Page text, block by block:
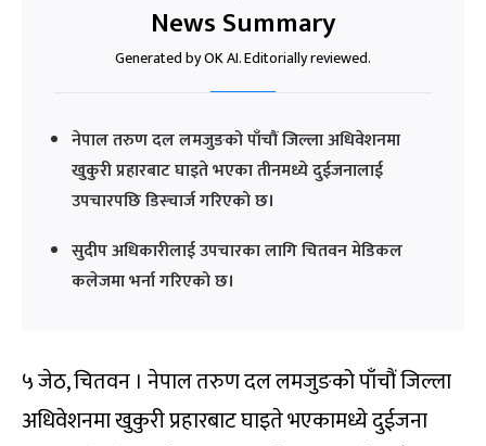
News Summary
Generated by OK AI. Editorially reviewed.
नेपाल तरुण दल लमजुङको पाँचौं जिल्ला अधिवेशनमा
खुकुरी प्रहारबाट घाइते भएका तीनमध्ये दुईजनालाई
उपचारपछि डिस्चार्ज गरिएको छ।
सुदीप अधिकारीलाई उपचारका लागि चितवन मेडिकल
कलेजमा भर्ना गरिएको छ।
५ जेठ, चितवन । नेपाल तरुण दल लमजुङको पाँचौं जिल्ला
अधिवेशनमा खुकुरी प्रहारबाट घाइते भएकामध्ये दुईजना